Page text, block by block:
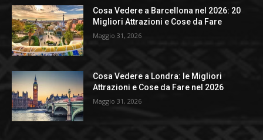
Cosa Vedere a Barcellona nel 2026: 20
Migliori Attrazioni e Cose da Fare
Maggio 31, 2026
Cosa Vedere a Londra: le Migliori
Attrazioni e Cose da Fare nel 2026
Maggio 31, 2026